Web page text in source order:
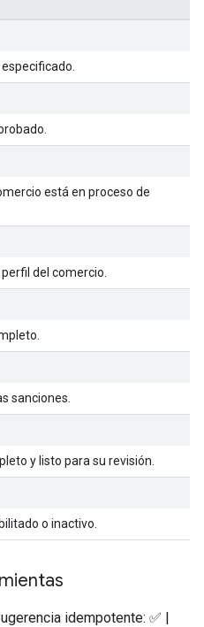
está en proceso de
del comercio.
sanciones.
y listo para su revisión.
o inactivo.
idempotente: ✅ |